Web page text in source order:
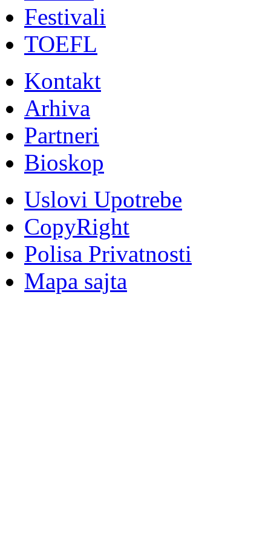
Festivali
TOEFL
Kontakt
Arhiva
Partneri
Bioskop
Uslovi Upotrebe
CopyRight
Polisa Privatnosti
Mapa sajta